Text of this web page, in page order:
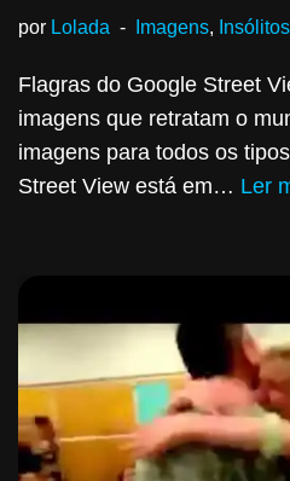
por Lolada Imagens, Insólitos
Flagras do Google Street
imagens que retratam o
imagens para todos os
Street View está em… Ler